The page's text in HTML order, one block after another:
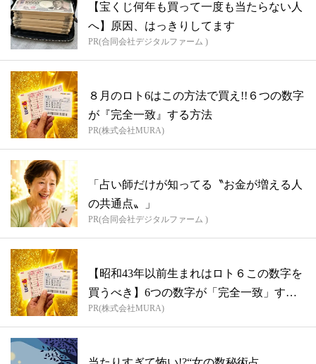
【宝くじ何年も買って一度も当たらない人
へ】原因、はっきりしてます
PR(合同会社デジタルファーム )
８月のロト6はこの方法で買え!!６つの数字
が『完全一致』する方法
PR(株式会社MURA)
「占い師だけが知ってる〝お金が増える人
の共通点〟」
PR(合同会社デジタルファーム )
【昭和43年以前生まれはロト６この数字を
買うべき】6つの数字が「完全一致」する
方...
PR(株式会社MURA)